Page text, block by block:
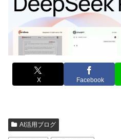
X Facebook
AI活用ブログ